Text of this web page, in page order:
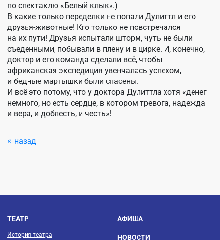
по спектаклю «Белый клык».)
В какие только переделки не попали Дулиттл и его
друзья-животные! Кто только не повстречался
на их пути! Друзья испытали шторм, чуть не были
съеденными, побывали в плену и в цирке. И, конечно,
доктор и его команда сделали всё, чтобы
африканская экспедиция увенчалась успехом,
и бедные мартышки были спасены.
И всё это потому, что у доктора Дулиттла хотя «денег
немного, но есть сердце, в котором тревога, надежда
и вера, и доблесть, и честь»!
« назад
ТЕАТР
История театра
АФИША
НОВОСТИ